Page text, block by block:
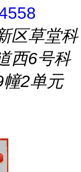
区草堂科
西6号科
2单元